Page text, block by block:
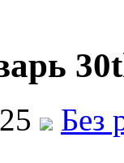
Без